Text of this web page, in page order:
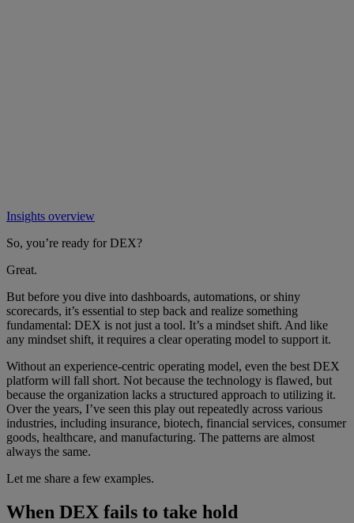
Insights overview
So, you’re ready for DEX?
Great.
But before you dive into dashboards, automations, or shiny
scorecards, it’s essential to step back and realize something
fundamental: DEX is not just a tool. It’s a mindset shift. And like
any mindset shift, it requires a clear operating model to support it.
Without an experience-centric operating model, even the best DEX
platform will fall short. Not because the technology is flawed, but
because the organization lacks a structured approach to utilizing it.
Over the years, I’ve seen this play out repeatedly across various
industries, including insurance, biotech, financial services, consumer
goods, healthcare, and manufacturing. The patterns are almost
always the same.
Let me share a few examples.
When DEX fails to take hold